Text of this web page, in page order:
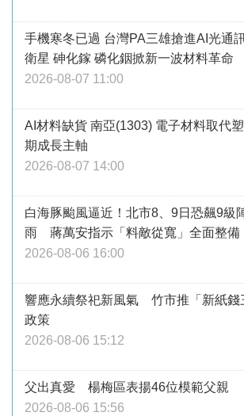
手機寒冬已過 台灣PA三雄搶進AI光通
衛星 砷化鎵 磷化銦掀新一波材料革命
2026-08-07 11:00
AI材料缺貨 南亞(1303) 電子材料取代
期成長主軸
2026-08-07 14:00
白海豚颱風逼近！北市8、9日恐飆9級
雨 蔣萬安指示「料敵從寬」全面整備
2026-08-06 16:00
響應永續祭祀新風氣 竹市推「新紙錢
政策
2026-08-06 15:12
父出真愛 楊梅區表揚46位模範父親
2026-08-06 15:56